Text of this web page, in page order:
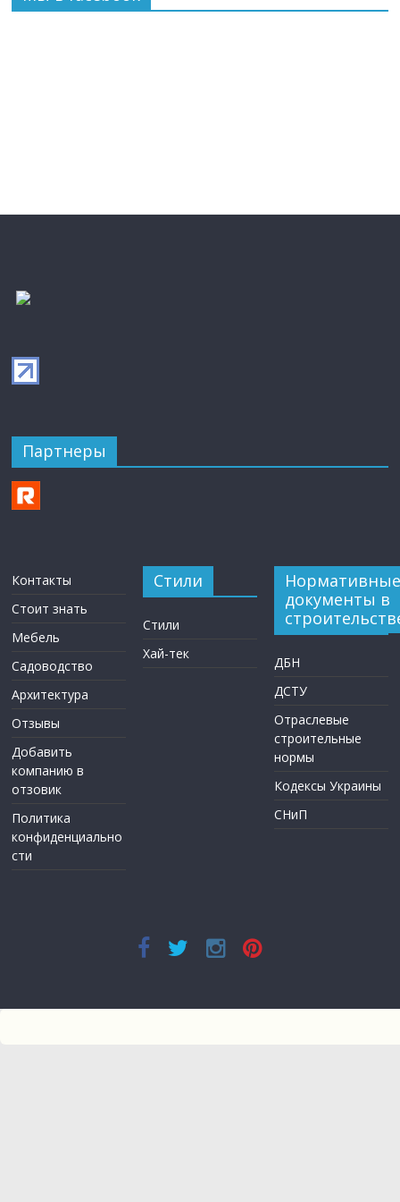
Партнеры
Контакты
Стоит знать
Мебель
Садоводство
Архитектура
Отзывы
Добавить
компанию в
отзовик
Политика
конфиденциально
сти
Стили
Стили
Хай-тек
Нормативные
документы в
ДБН
ДСТУ
Отраслевые
строительные
нормы
Кодексы Украины
СНиП